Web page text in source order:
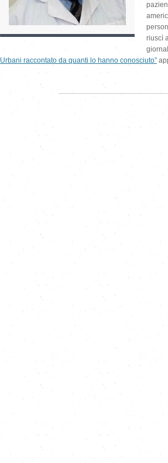
riuscì
Urbani raccontato da quanti lo hanno conosciuto”